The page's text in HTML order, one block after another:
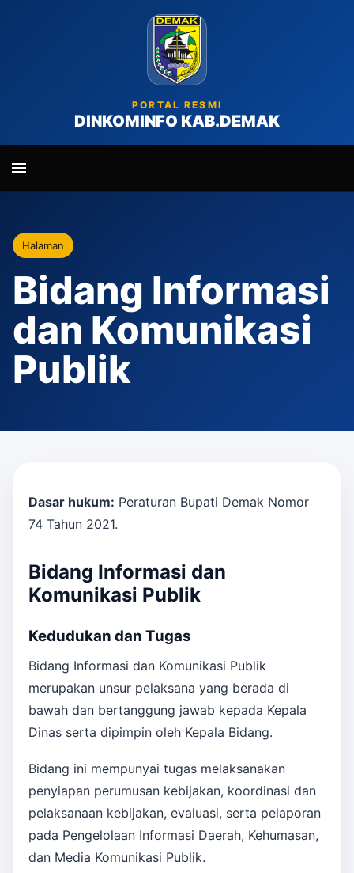
PORTAL RESMI
DINKOMINFO KAB.DEMAK
Halaman
Bidang Informasi
dan Komunikasi
Publik
Dasar hukum: Peraturan Bupati Demak Nomor
74 Tahun 2021.
Bidang Informasi dan
Komunikasi Publik
Kedudukan dan Tugas
Bidang Informasi dan Komunikasi Publik
merupakan unsur pelaksana yang berada di
bawah dan bertanggung jawab kepada Kepala
Dinas serta dipimpin oleh Kepala Bidang.
Bidang ini mempunyai tugas melaksanakan
penyiapan perumusan kebijakan, koordinasi dan
pelaksanaan kebijakan, evaluasi, serta pelaporan
pada Pengelolaan Informasi Daerah, Kehumasan,
dan Media Komunikasi Publik.